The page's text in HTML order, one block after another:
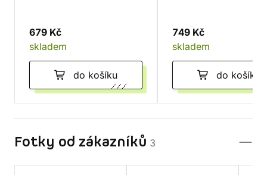
679 Kč
skladem
do košíku
749 Kč
skladem
do košíku
Fotky od zákazníků 3